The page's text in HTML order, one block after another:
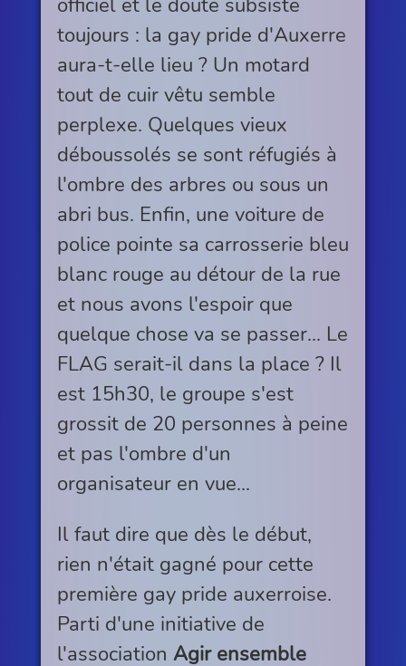
toujours : la gay pride d'Auxerre
aura-t-elle lieu ? Un motard
tout de cuir vêtu semble
perplexe. Quelques vieux
déboussolés se sont réfugiés à
l'ombre des arbres ou sous un
abri bus. Enfin, une voiture de
police pointe sa carrosserie bleu
blanc rouge au détour de la rue
et nous avons l'espoir que
quelque chose va se passer... Le
FLAG serait-il dans la place ? Il
est 15h30, le groupe s'est
grossit de 20 personnes à peine
et pas l'ombre d'un
organisateur en vue...
Il faut dire que dès le début,
rien n'était gagné pour cette
première gay pride auxerroise.
Parti d'une initiative de
l'association Agir ensemble